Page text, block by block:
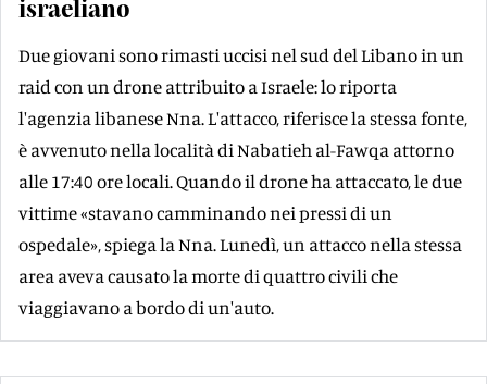
israeliano
Due giovani sono rimasti uccisi nel sud del Libano in un
raid con un drone attribuito a Israele: lo riporta
l'agenzia libanese Nna. L'attacco, riferisce la stessa fonte,
è avvenuto nella località di Nabatieh al-Fawqa attorno
alle 17:40 ore locali. Quando il drone ha attaccato, le due
vittime «stavano camminando nei pressi di un
ospedale», spiega la Nna. Lunedì, un attacco nella stessa
area aveva causato la morte di quattro civili che
viaggiavano a bordo di un'auto.